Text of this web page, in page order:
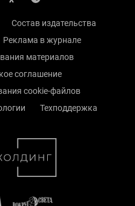
Состав издательства
Реклама в журнале
материалов
соглашение
cookie-файлов
Техподдержка